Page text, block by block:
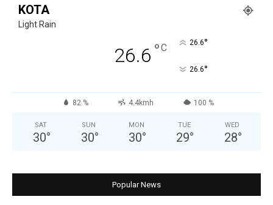
KOTA
Light Rain
26.6 °C 26.6°
26.6°
82 % 4.4kmh 100 %
SAT
30°
SUN
30°
MON
30°
TUE
29°
WED
28°
Popular News